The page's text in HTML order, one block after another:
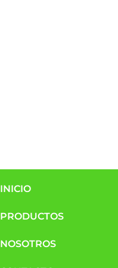
INICIO
PRODUCTOS
NOSOTROS